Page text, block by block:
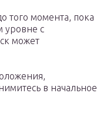
того момента, пока
уровне с
может
в начальное